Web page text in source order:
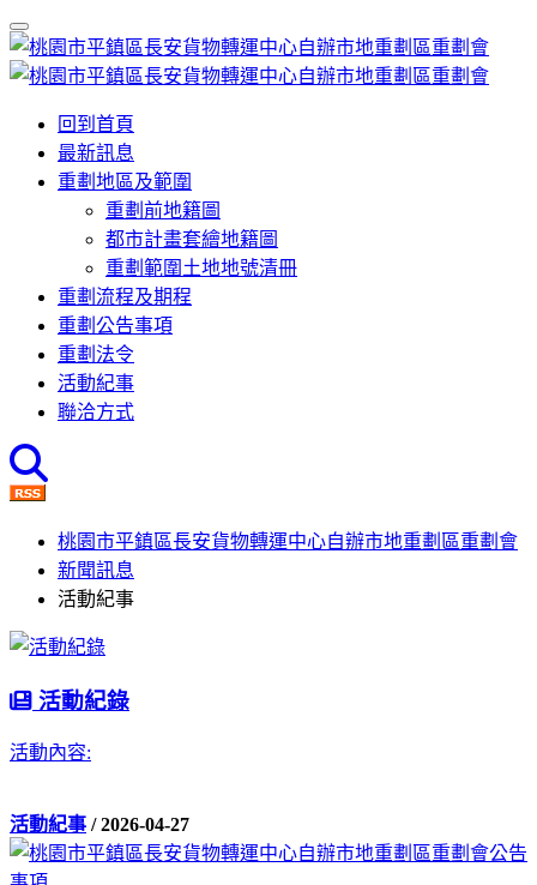
回到首頁
最新訊息
重劃地區及範圍
重劃前地籍圖
都市計畫套繪地籍圖
重劃範圍土地地號清冊
重劃流程及期程
重劃公告事項
重劃法令
活動紀事
聯洽方式
桃園市平鎮區長安貨物轉運中心自辦市地重劃區重劃會
新聞訊息
活動紀事
活動紀錄
活動內容:
活動紀事 / 2026-04-27